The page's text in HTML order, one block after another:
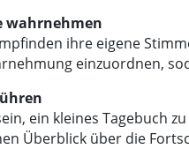
wahrnehmen
ihre eigene
einzuordnen,
ein kleines Tagebuch
Überblick über die